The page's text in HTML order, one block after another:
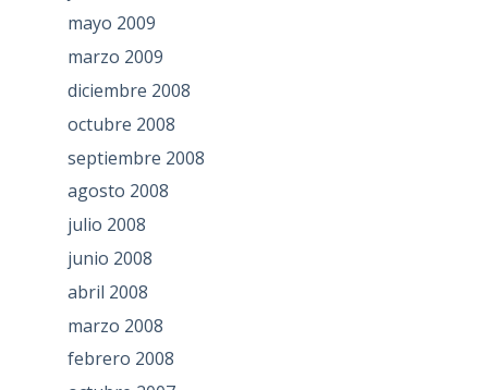
mayo 2009
marzo 2009
diciembre 2008
octubre 2008
septiembre 2008
agosto 2008
julio 2008
junio 2008
abril 2008
marzo 2008
febrero 2008